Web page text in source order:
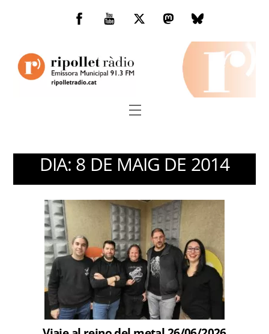
Facebook
You
TwitterMastodonBluesky
Menu
DIA: 8 DE MAIG DE 2014